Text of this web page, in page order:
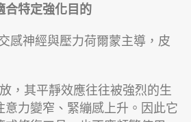
合特定強化目的
感神經與壓力荷爾蒙主導，皮
，其平靜效應往往被強烈的生
意力變窄、緊繃感上升。因此它